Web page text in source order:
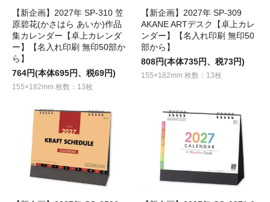
【新企画】2027年 SP-310 笠
原碧花(かさはら あいか)作品
集カレンダー【卓上カレンダ
ー】【名入れ印刷 無印50部か
ら】
764円(本体695円、税69円)
155×182mm 枚数：13枚
【新企画】2027年 SP-309
AKANE ARTデスク【卓上カレ
ンダー】【名入れ印刷 無印50
部から】
808円(本体735円、税73円)
155×182mm 枚数：13枚